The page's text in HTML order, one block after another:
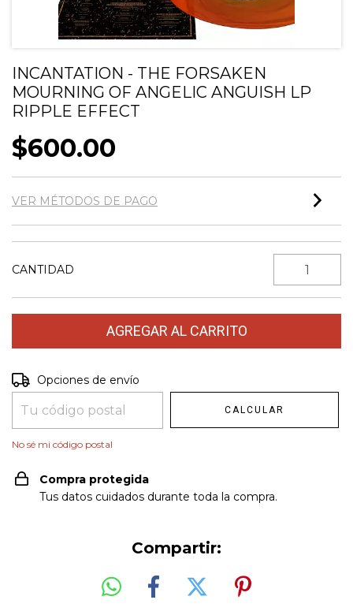
INCANTATION - THE FORSAKEN
MOURNING OF ANGELIC ANGUISH LP
RIPPLE EFFECT
$600.00
VER MÉTODOS DE PAGO
CANTIDAD
Entregas para el CP:
Opciones de envío
CALCULAR
No sé mi código postal
Compra protegida
Tus datos cuidados durante toda la compra.
Compartir: